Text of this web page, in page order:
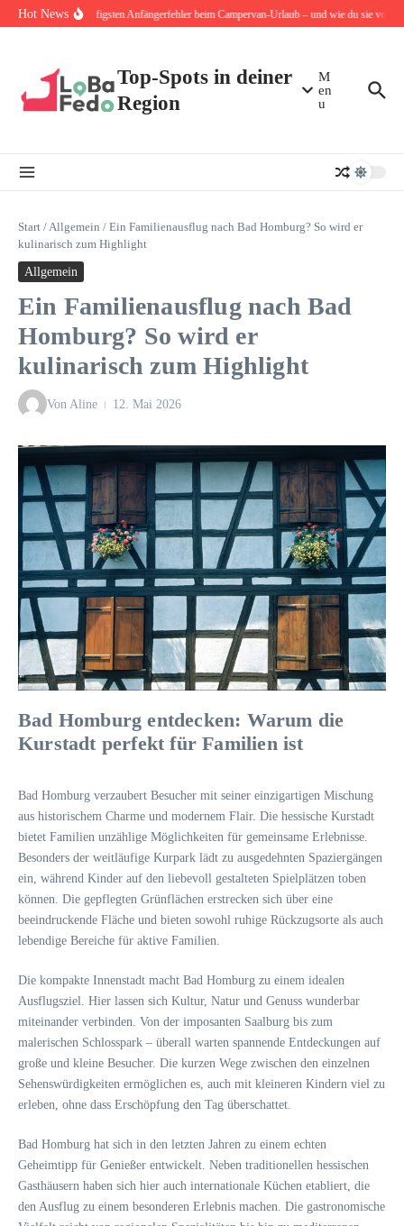
Zum Inhalt springen
Hot News
Die 10 häufigsten Anfängerfehler beim Campervan-Urlaub – und wie du sie von
Top-Spots in deiner
Region
M
en
u
Start /Allgemein / Ein Familienausflug nach Bad Homburg? So wird er
kulinarisch zum Highlight
Allgemein
Ein Familienausflug nach Bad
Homburg? So wird er
kulinarisch zum Highlight
Von Aline 12. Mai 2026
Bad Homburg entdecken: Warum die
Kurstadt perfekt für Familien ist
Bad Homburg verzaubert Besucher mit seiner einzigartigen Mischung
aus historischem Charme und modernem Flair. Die hessische Kurstadt
bietet Familien unzählige Möglichkeiten für gemeinsame Erlebnisse.
Besonders der weitläufige Kurpark lädt zu ausgedehnten Spaziergängen
ein, während Kinder auf den liebevoll gestalteten Spielplätzen toben
können. Die gepflegten Grünflächen erstrecken sich über eine
beeindruckende Fläche und bieten sowohl ruhige Rückzugsorte als auch
lebendige Bereiche für aktive Familien.
Die kompakte Innenstadt macht Bad Homburg zu einem idealen
Ausflugsziel. Hier lassen sich Kultur, Natur und Genuss wunderbar
miteinander verbinden. Von der imposanten Saalburg bis zum
malerischen Schlosspark – überall warten spannende Entdeckungen auf
große und kleine Besucher. Die kurzen Wege zwischen den einzelnen
Sehenswürdigkeiten ermöglichen es, auch mit kleineren Kindern viel zu
erleben, ohne dass Erschöpfung den Tag überschattet.
Bad Homburg hat sich in den letzten Jahren zu einem echten
Geheimtipp für Genießer entwickelt. Neben traditionellen hessischen
Gasthäusern haben sich hier auch internationale Küchen etabliert, die
den Ausflug zu einem besonderen Erlebnis machen. Die gastronomische